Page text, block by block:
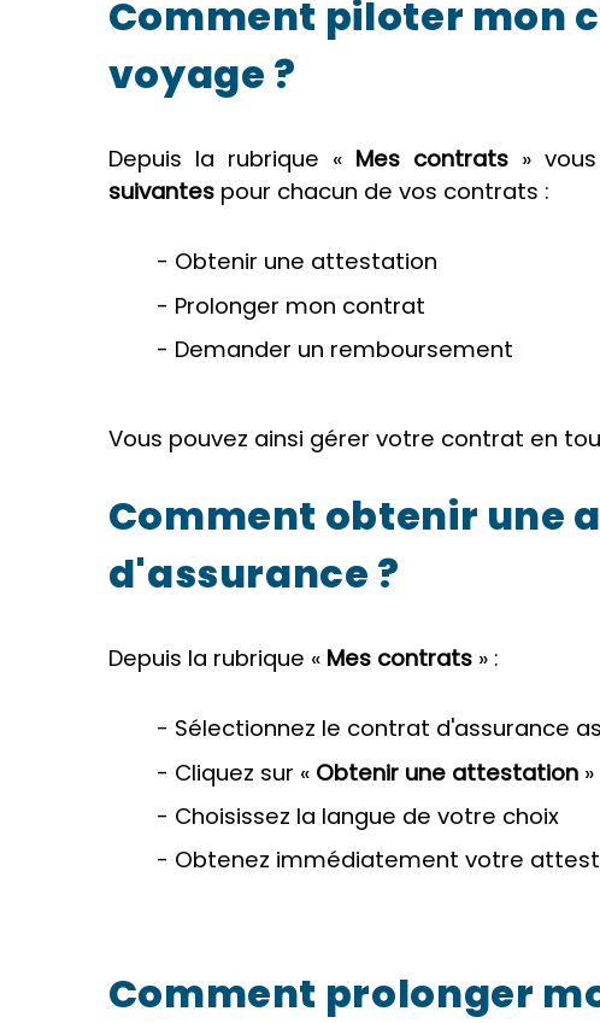
Comment piloter mon
voyage ?
Depuis la rubrique « Mes contrats» vous
suivantespour chacun de vos contrats :
- Obtenir une attestation
- Prolonger mon contrat
- Demander un remboursement
Vous pouvez ainsi gérer votre contrat en
Comment obtenir une
d'assurance ?
Depuis la rubrique « Mes contrats» :
- Sélectionnez le contrat d'assurance
- Cliquez sur « Obtenir une attestation»
- Choisissez la langue de votre choix
- Obtenez immédiatement votre
Comment prolonger